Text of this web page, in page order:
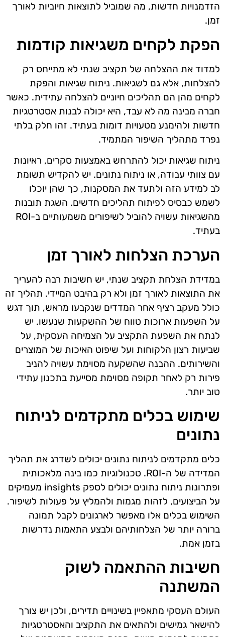
הזדמנויות חדשות, מה שמוביל לתוצאות חיוביות לאורך
זמן.
הפקת לקחים משגיאות קודמות
למדוד את ההצלחה של תקציב שנתי לא מתייחס רק
להצלחות, אלא גם לשגיאות. ניתוח שגיאות והפקת
לקחים מהן הם תהליכים חיוניים להצלחה עתידית. כאשר
חברה מבינה מה לא עבד, היא יכולה לבנות אסטרטגיות
חדשות ולהימנע מטעויות דומות בעתיד. זהו חלק בלתי
נפרד מתהליך השיפור המתמיד.
ניתוח שגיאות יכול להתרחש באמצעות סקרים, ראיונות
עם צוותי עבודה, או ניתוח נתונים. יש להקדיש תשומת
לב למידע הזה ולתעד את המסקנות, כך שהן יוכלו
לשמש כבסיס לפיתוח תהליכים חדשים. השגת תובנות
מהשגיאות עשויה להוביל לשיפורים משמעותיים ב-ROI
בעתיד.
הערכת הצלחות לאורך זמן
במדידת הצלחת תקציב שנתי, יש חשיבות רבה להעריך
את התוצאות לאורך זמן ולא רק בהיבט המיידי. תהליך זה
כולל מעקב רציף אחר המדדים שנקבעו מראש, תוך דגש
על השפעות ארוכות טווח של ההשקעות שנעשו. יש
לנתח את השפעת התקציב על הצמיחה העסקית, על
שביעות רצון הלקוחות ועל שיפוט האיכות של המוצרים
והשירותים. ההבנה שהשקעה מסוימת עשויה להניב
פירות רק לאחר תקופה מסוימת מסייעת בתכנון עתידי
טוב יותר.
שימוש בכלים מתקדמים לניתוח
נתונים
כלים מתקדמים לניתוח נתונים יכולים לשדרג את תהליך
המדידה של ה-ROI. טכנולוגיות כמו בינה מלאכותית
ופתרונות ניתוח נתונים יכולים לספק insights מעמיקים
על הביצועים, לזהות מגמות ולהמליץ על פעולות לשיפור.
השימוש בכלים אלו מאפשר לארגונים לקבל תמונה
ברורה יותר של הצלחותיהם ולבצע התאמות נדרשות
בזמן אמת.
חשיבות ההתאמה לשוק
המשתנה
העולם העסקי מתאפיין בשינויים תדירים, ולכן יש צורך
להישאר גמישים ולהתאים את התקציב והאסטרטגיות